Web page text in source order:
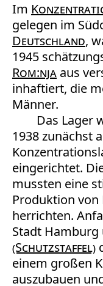
Im
gelegen im
Deutschland,
1945
Rom:nja aus
inhaftiert, die
Männer.
Das Lager
1938 zunächst
eingerichtet.
mussten eine
Produktion
herrichten.
Stadt
(Schutzstaffel)
einem großen
auszubauen